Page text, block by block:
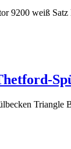
9200 weiß